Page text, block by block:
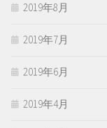
2019年8月
2019年7月
2019年6月
2019年4月